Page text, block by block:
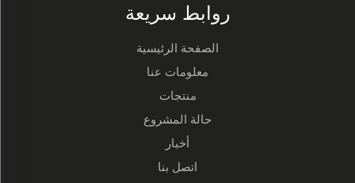
روابط سريعة
الصفحة الرئيسية
معلومات عنا
منتجات
حالة المشروع
أخبار
اتصل بنا